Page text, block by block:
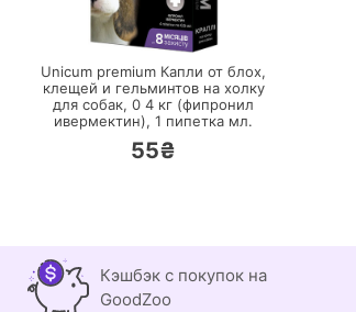
ПЕРЕЙТИ
Unicum premium Капли от блох,
клещей и гельминтов на холку
для собак, 0 4 кг (фипронил
ивермектин), 1 пипетка мл.
55₴
Кэшбэк с покупок на
GoodZoo